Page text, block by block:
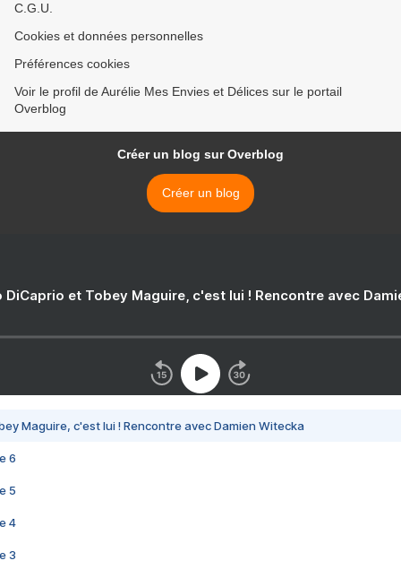
C.G.U.
Cookies et données personnelles
Préférences cookies
Voir le profil de Aurélie Mes Envies et Délices sur le portail
Overblog
Créer un blog sur Overblog
Créer un blog
DiCaprio et Tobey Maguire, c'est lui ! Rencontre avec
Maguire, c'est lui ! Rencontre avec Damien Witecka
6
5
4
3